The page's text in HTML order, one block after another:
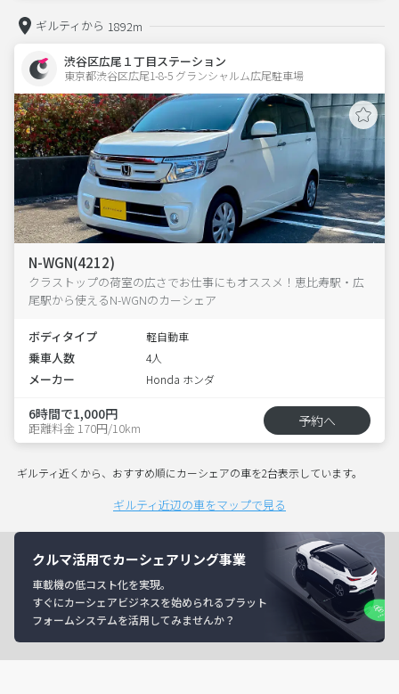
ギルティから 1892m
渋谷区広尾１丁目ステーション
東京都渋谷区広尾1-8-5 グランシャルム広尾駐車場
N-WGN(4212)
クラストップの荷室の広さでお仕事にもオススメ！恵比寿駅・広
尾駅から使えるN-WGNのカーシェア
ボディタイプ 軽自動車
乗車人数 4人
メーカー Honda ホンダ
6時間で1,000円
距離料金 170円/10km 予約へ
ギルティ近くから、おすすめ順にカーシェアの車を2台表示しています。
ギルティ近辺の車をマップで見る
クルマ活用でカーシェアリング事業
車載機の低コスト化を実現。
すぐにカーシェアビジネスを始められるプラット
フォームシステムを活用してみませんか？